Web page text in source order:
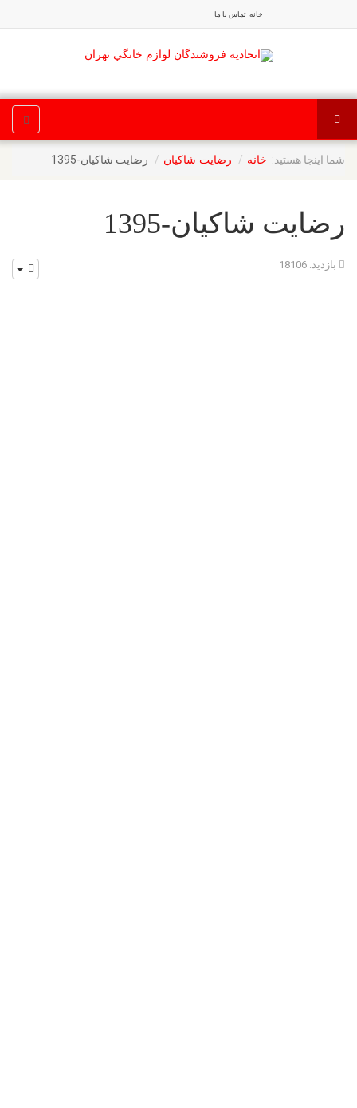
خانه تماس با ما
شما اینجا هستید: خانه رضایت شاکیان رضایت شاکیان-1395
رضایت شاکیان-1395
بازدید: 18106